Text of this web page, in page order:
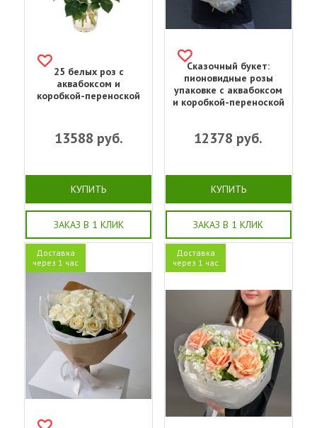
25 белых роз с
аквабоксом и
коробкой-переноской
13588 руб.
КУПИТЬ
ЗАКАЗ В 1 КЛИК
Сказочный букет:
пионовидные розы
упаковке с аквабоксом
и коробкой-переноской
12378 руб.
КУПИТЬ
ЗАКАЗ В 1 КЛИК
Доставка
через 1 час
Доставка
через 1 час